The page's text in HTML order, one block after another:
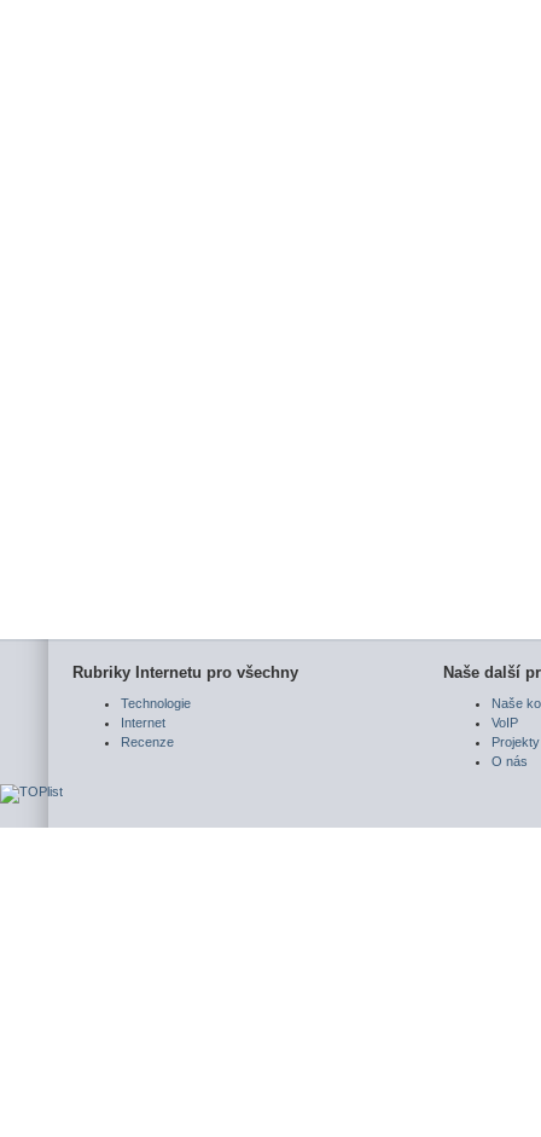
Rubriky Internetu pro všechny
Technologie
Internet
Recenze
Naše další
Naše
VoIP
Projekty
O nás